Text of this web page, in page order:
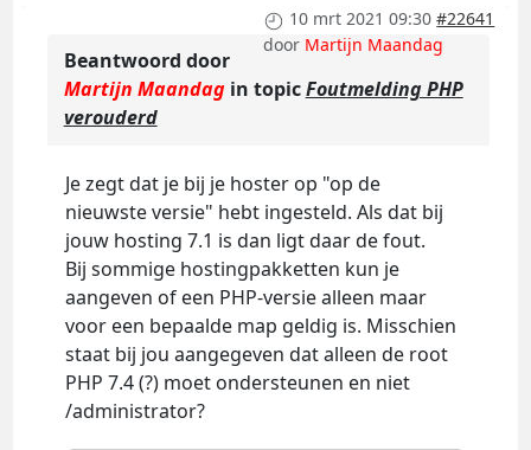
10 mrt 2021 09:30 #22641
door Martijn Maandag
Beantwoord door
Martijn Maandagin topicFoutmelding PHP
verouderd
Je zegt dat je bij je hoster op "op de
nieuwste versie" hebt ingesteld. Als dat bij
jouw hosting 7.1 is dan ligt daar de fout.
Bij sommige hostingpakketten kun je
aangeven of een PHP-versie alleen maar
voor een bepaalde map geldig is. Misschien
staat bij jou aangegeven dat alleen de root
PHP 7.4 (?) moet ondersteunen en niet
/administrator?